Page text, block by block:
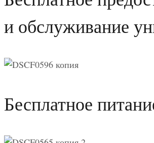
и обслуживание
Бесплатное